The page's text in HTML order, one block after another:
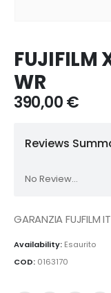
FUJIFILM
WR
390,00€
Reviews
No Review...
GARANZIA FUJFILM
Availability: Esaurito
COD: 0163170